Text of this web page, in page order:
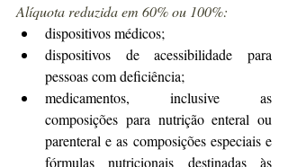
Alíquota reduzida em 60% ou 100%:
dispositivos médicos;
dispositivos de acessibilidade para
pessoas com deficiência;
medicamentos, inclusive as
composições para nutrição enteral ou
parenteral e as composições especiais e
fórmulas nutricionais destinadas às